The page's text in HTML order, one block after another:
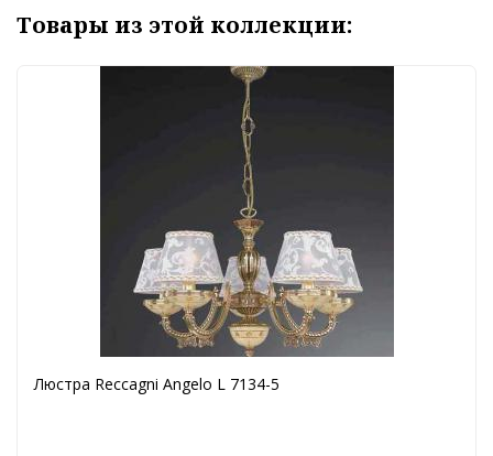
Товары из этой коллекции:
Люстра Reccagni Angelo L 7134-5